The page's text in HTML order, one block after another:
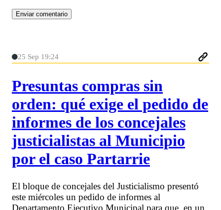
25 Sep 19:24
Presuntas compras sin
orden: qué exige el pedido de
informes de los concejales
justicialistas al Municipio
por el caso Partarrie
El bloque de concejales del Justicialismo presentó
este miércoles un pedido de informes al